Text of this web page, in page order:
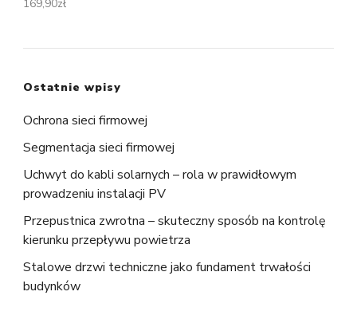
169,90zł
Ostatnie wpisy
Ochrona sieci firmowej
Segmentacja sieci firmowej
Uchwyt do kabli solarnych – rola w prawidłowym
prowadzeniu instalacji PV
Przepustnica zwrotna – skuteczny sposób na kontrolę
kierunku przepływu powietrza
Stalowe drzwi techniczne jako fundament trwałości
budynków